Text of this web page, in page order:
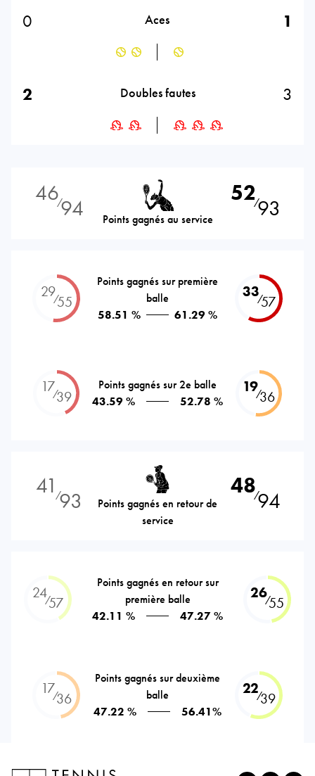
0 Aces 1
2 Doubles fautes 3
46⁄94 Points gagnés au service
52⁄93
29⁄55
Points gagnés sur première
balle
58.51 %
61.29 %
33⁄57
17⁄39
Points gagnés sur 2e balle
43.59 %
52.78 %
19⁄36
41 ⁄93
Points gagnés en retour de
service
48⁄94
24⁄57
Points gagnés en retour sur
première balle
42.11 %
47.27 %
26⁄55
17⁄36
Points gagnés sur deuxième
balle
47.22 %
56.41%
22⁄39